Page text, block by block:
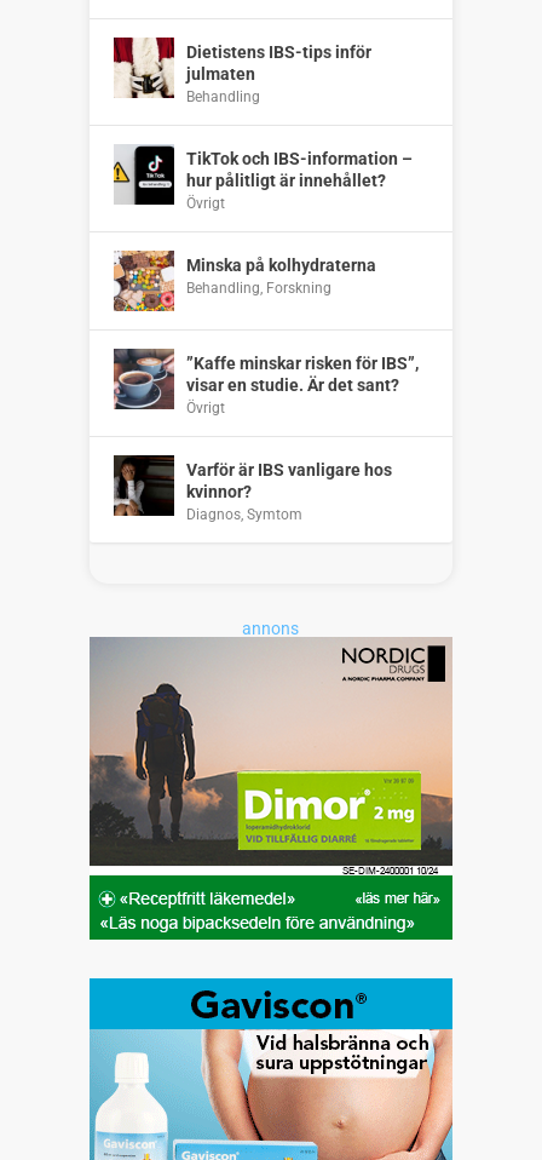
Dietistens IBS-tips inför
julmaten
Behandling
TikTok och IBS-information –
hur pålitligt är innehållet?
Övrigt
Minska på kolhydraterna
Behandling, Forskning
”Kaffe minskar risken för IBS”,
visar en studie. Är det sant?
Övrigt
Varför är IBS vanligare hos
kvinnor?
Diagnos, Symtom
annons